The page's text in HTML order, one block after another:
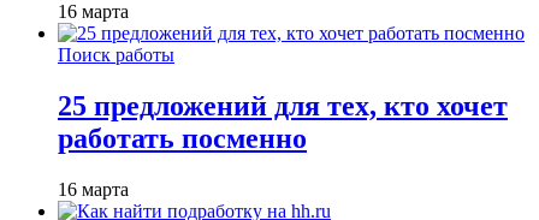
16 марта
Поиск работы
25 предложений для тех, кто хочет
работать посменно
16 марта